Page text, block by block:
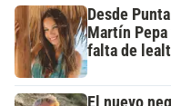
Desde
Martín
falta de